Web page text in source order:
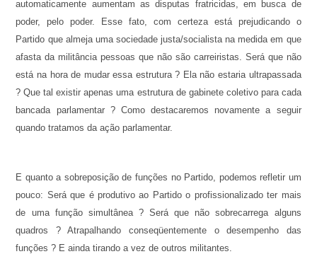
automaticamente aumentam as disputas fratricidas, em busca de
poder, pelo poder. Esse fato, com certeza está prejudicando o
Partido que almeja uma sociedade justa/socialista na medida em que
afasta da militância pessoas que não são carreiristas. Será que não
está na hora de mudar essa estrutura ? Ela não estaria ultrapassada
? Que tal existir apenas uma estrutura de gabinete coletivo para cada
bancada parlamentar ? Como destacaremos novamente a seguir
quando tratamos da ação parlamentar.
E quanto a sobreposição de funções no Partido, podemos refletir um
pouco: Será que é produtivo ao Partido o profissionalizado ter mais
de uma função simultânea ? Será que não sobrecarrega alguns
quadros ? Atrapalhando conseqüentemente o desempenho das
funções ? E ainda tirando a vez de outros militantes.